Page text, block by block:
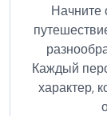
Начните
Каждый
характер,